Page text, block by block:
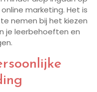
marketing. Het is
nemen bij het kiezen
je leerbehoeften en